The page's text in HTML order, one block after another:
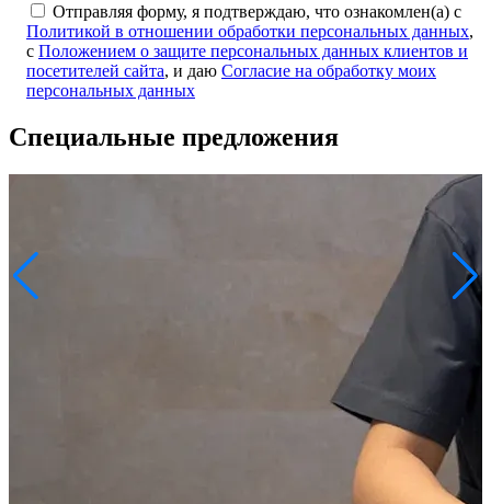
Отправляя форму, я подтверждаю, что ознакомлен(а) с
Политикой в отношении обработки персональных данных,
с Положением о защите персональных данных клиентов и
посетителей сайта, и даю Согласие на обработку моих
персональных данных
Специальные предложения